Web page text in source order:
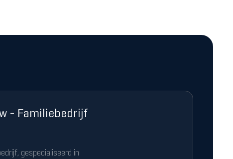
- Familiebedrijf
gespecialiseerd in